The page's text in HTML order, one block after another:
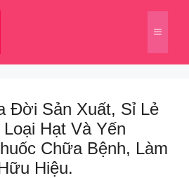
Menu
Đời Sản Xuất, Sỉ Lẻ
Hạt Và Yến
Chữa Bệnh, Làm
Hiệu.